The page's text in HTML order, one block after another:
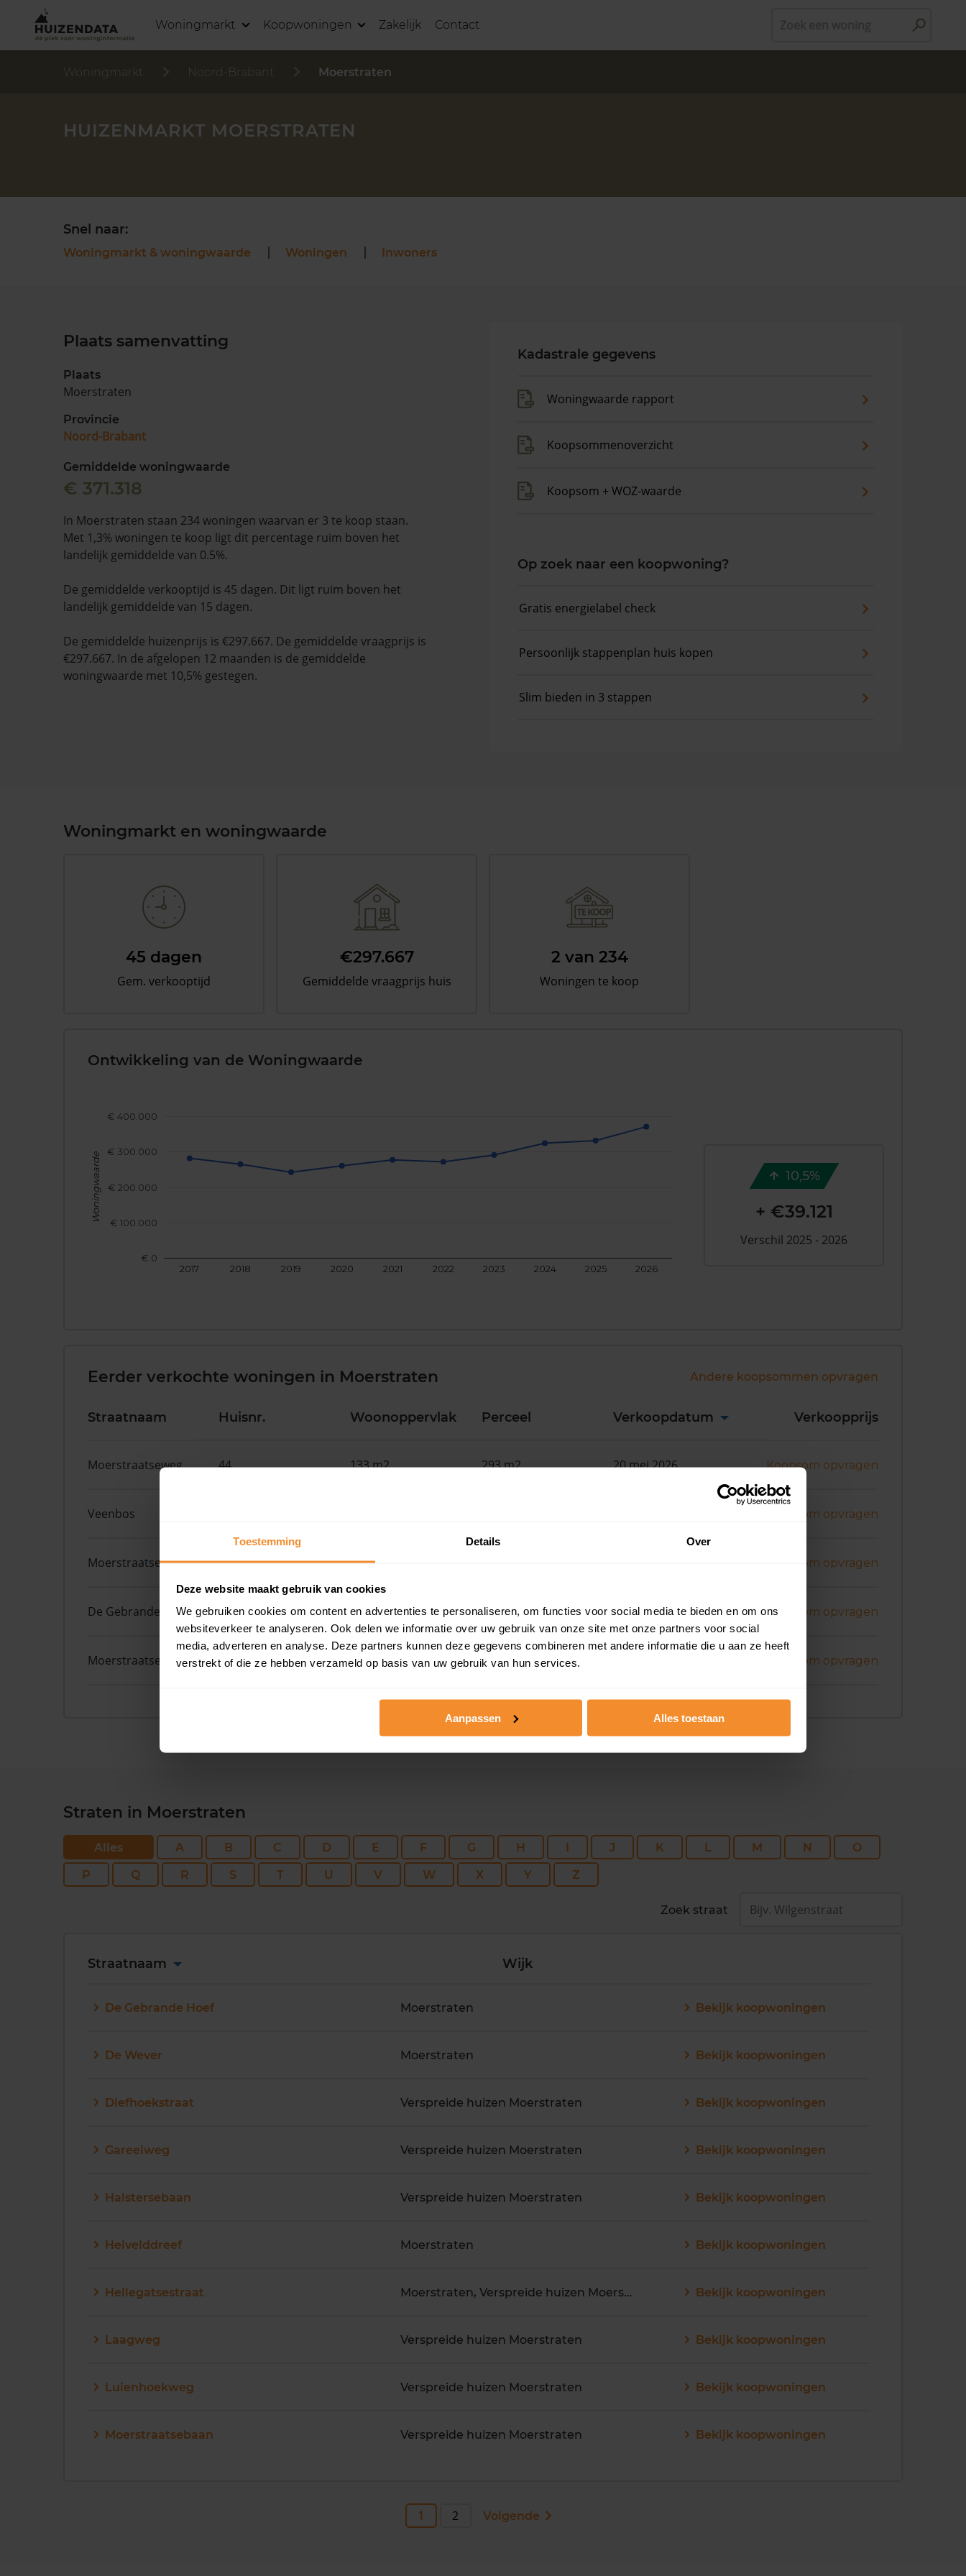
Toestemming Details Over
Deze website maakt gebruik van cookies
We gebruiken cookies om content en advertenties te personaliseren, om functies voor social media te bieden en om ons
websiteverkeer te analyseren. Ook delen we informatie over uw gebruik van onze site met onze partners voor social
media, adverteren en analyse. Deze partners kunnen deze gegevens combineren met andere informatie die u aan ze heeft
verstrekt of die ze hebben verzameld op basis van uw gebruik van hun services.
Aanpassen Alles toestaan
Woningmarkt Koopwoningen Zakelijk Contact
Woningmarkt Noord-Brabant Moerstraten
HUIZENMARKT MOERSTRATEN
Snel naar:
Woningmarkt & woningwaarde Woningen Inwoners
Plaats samenvatting
Plaats
Moerstraten
Provincie
Noord-Brabant
Gemiddelde woningwaarde
€ 371.318
In Moerstraten staan 234 woningen waarvan er 3 te koop staan.
Met 1,3% woningen te koop ligt dit percentage ruim boven het
landelijk gemiddelde van 0.5%.
De gemiddelde verkooptijd is 45 dagen. Dit ligt ruim boven het
landelijk gemiddelde van 15 dagen.
De gemiddelde huizenprijs is €297.667. De gemiddelde vraagprijs is
€297.667. In de afgelopen 12 maanden is de gemiddelde
woningwaarde met 10,5% gestegen.
Kadastrale gegevens
Woningwaarde rapport
Koopsommenoverzicht
Koopsom + WOZ-waarde
Op zoek naar een koopwoning?
Gratis energielabel check
Persoonlijk stappenplan huis kopen
Slim bieden in 3 stappen
Woningmarkt en woningwaarde
45 dagen
Gem. verkooptijd
€297.667
Gemiddelde vraagprijs huis
2 van 234
Woningen te koop
Ontwikkeling van de Woningwaarde
2017 2018 2019 2020 2021 2022 2023 2024 2025 2026
€ 0
€ 100.000
€ 200.000
€ 300.000
€ 400.000
Woningwaarde 10,5%
+ €39.121
Verschil 2025 - 2026
Eerder verkochte woningen in Moerstraten Andere koopsommen opvragen
Straatnaam Huisnr. Woonoppervlak Perceel Verkoopdatum Verkoopprijs
Moerstraatseweg 44 133 m2 293 m2 20 mei 2026 Koopsom opvragen
Veenbos Koopsom opvragen
Moerstraatseweg 76 217 m2 Koopsom opvragen
De Gebrande Hoef 5 191 m2 413 m2 01 april 2026 Koopsom opvragen
Moerstraatseweg 77 298 m2 1.305 m2 Koopsom opvragen
Straten in Moerstraten
Alles A B C D E F G H I J K L M N
O
P
Q R S T U V W X Y Z
Zoek straat
Straatnaam Wijk
De Gebrande Hoef Moerstraten Bekijk koopwoningen
De Wever Moerstraten Bekijk koopwoningen
Diefhoekstraat Verspreide huizen Moerstraten Bekijk koopwoningen
Gareelweg Verspreide huizen Moerstraten Bekijk koopwoningen
Halstersebaan Verspreide huizen Moerstraten Bekijk koopwoningen
Heivelddreef Moerstraten Bekijk koopwoningen
Hellegatsestraat Moerstraten, Verspreide huizen Moerstraten Bekijk koopwoningen
Laagweg Verspreide huizen Moerstraten Bekijk koopwoningen
Luienhoekweg Verspreide huizen Moerstraten Bekijk koopwoningen
Moerstraatsebaan Verspreide huizen Moerstraten Bekijk koopwoningen
1 2 Volgende